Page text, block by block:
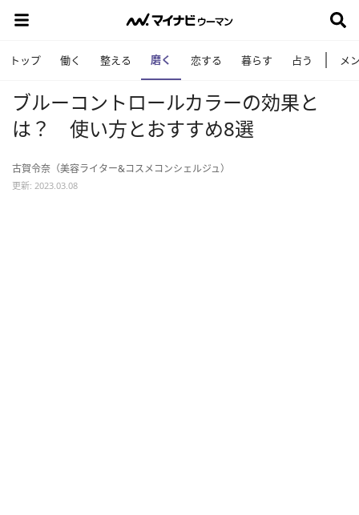
トップ 働く 整える 磨く 恋する 暮らす 占う メ
ブルーコントロールカラーの効果と
は？ 使い方とおすすめ8選
古賀令奈（美容ライター&コスメコンシェルジュ）
更新: 2023.03.08